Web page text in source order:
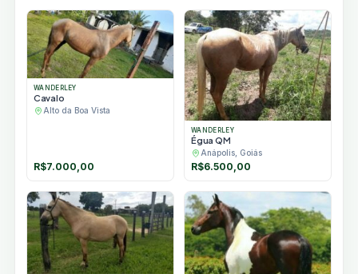
WANDERLEY
Cavalo
Alto da Boa Vista
R$7.000,00
WANDERLEY
Égua QM
Anápolis, Goiás
R$6.500,00